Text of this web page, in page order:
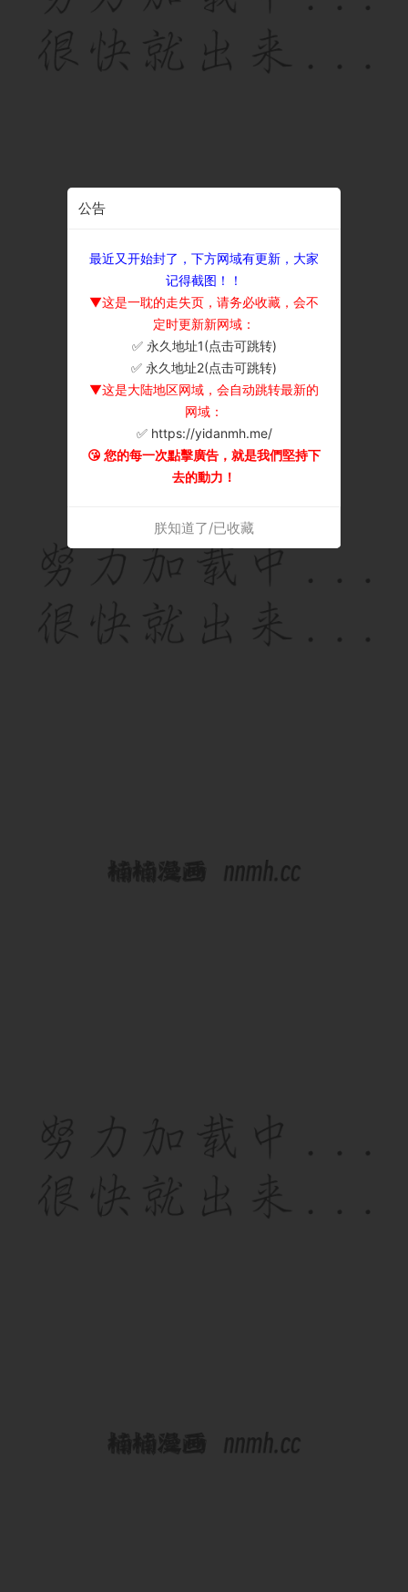
公告
最近又开始封了，下方网域有更新，大家
记得截图！！
▼这是一耽的走失页，请务必收藏，会不
定时更新新网域：
✅ 永久地址1(点击可跳转)
✅ 永久地址2(点击可跳转)
▼这是大陆地区网域，会自动跳转最新的
网域：
✅ https://yidanmh.me/
😘 您的每一次點擊廣告，就是我們堅持下
去的動力！
朕知道了/已收藏